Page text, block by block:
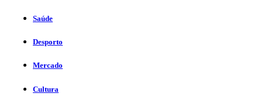
Saúde
Desporto
Mercado
Cultura